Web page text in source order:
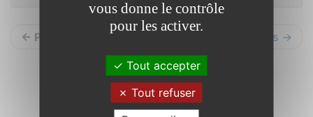
← Précédents Suivants →
vous donne le contrôle
pour les activer.
Tout accepter
Tout refuser